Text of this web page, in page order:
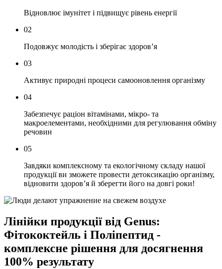
Відновлює імунітет і підвищує рівень енергії
02
Подовжує молодість і зберігає здоров’я
03
Активує природні процеси самооновлення організму
04
Забезпечує раціон вітамінами, мікро- та
макроелементами, необхідними для регулювання обміну
речовин
05
Завдяки комплексному та екологічному складу нашої
продукції ви зможете провести детоксикацію організму,
відновити здоров’я й зберегти його на довгі роки!
Лінійки продукції від Genus:
Фітококтейль і Поліпептид -
комплексне рішення для досягнення
100% результату